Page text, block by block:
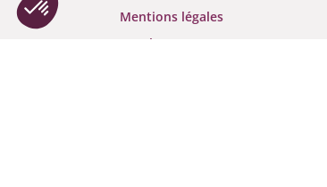
Mentions légales
Kayak
Notre plateforme vous permet d'adapter et de gérer